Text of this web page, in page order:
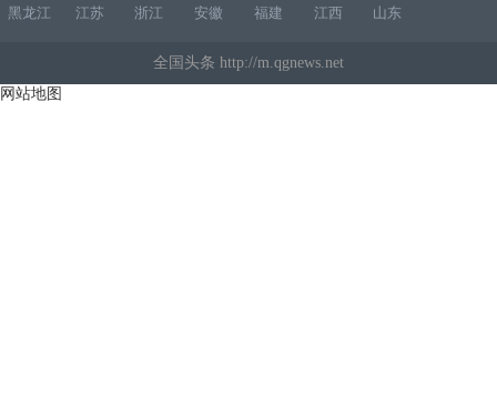
黑龙江 江苏 浙江 安徽 福建 江西 山东
全国头条 http://m.qgnews.net
网站地图